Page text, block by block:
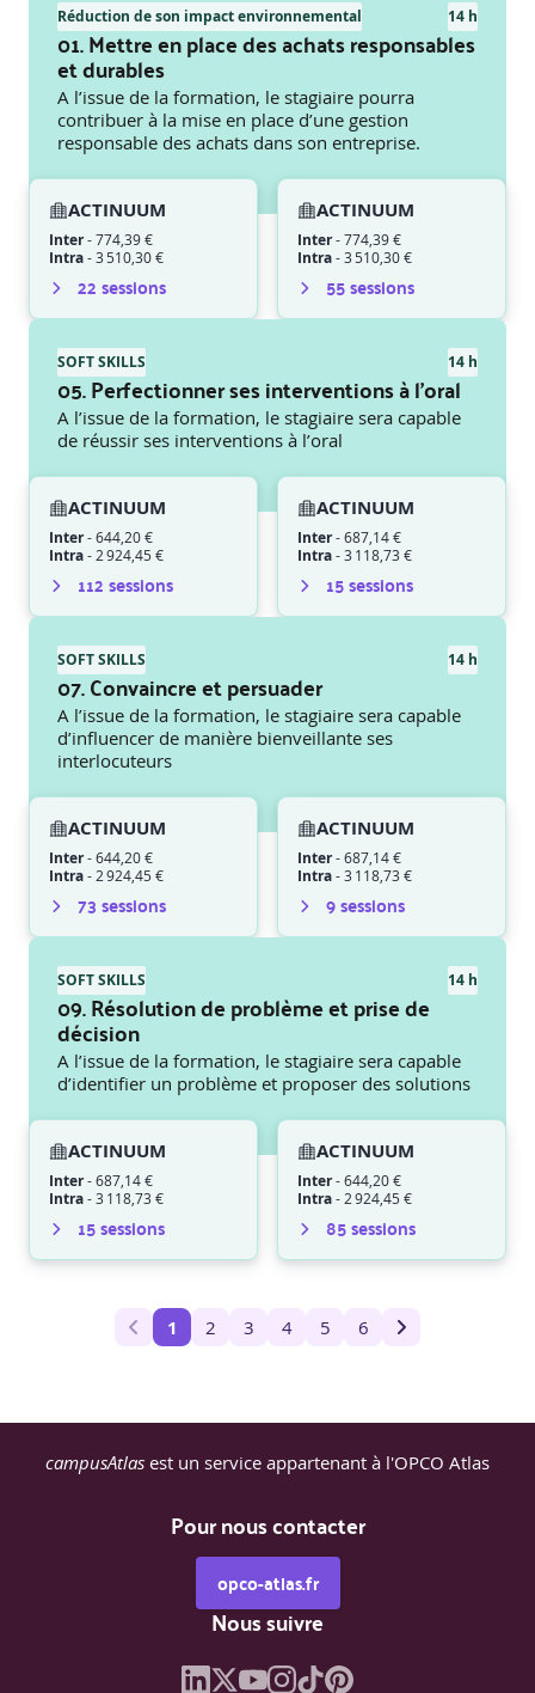
Réduction de son impact environnemental 14 h
01. Mettre en place des achats responsables
et durables
A l’issue de la formation, le stagiaire pourra
contribuer à la mise en place d’une gestion
responsable des achats dans son entreprise.
ACTINUUM
Inter-774,39 €
Intra-3 510,30 €
22sessions
ACTINUUM
Inter-774,39 €
Intra-3 510,30 €
55sessions
SOFT SKILLS 14 h
05. Perfectionner ses interventions à l’oral
A l’issue de la formation, le stagiaire sera capable
de réussir ses interventions à l’oral
ACTINUUM
Inter-644,20 €
Intra- 2 924,45 €
112sessions
ACTINUUM
Inter-687,14 €
Intra-3 118,73 €
15sessions
SOFT SKILLS 14 h
07. Convaincre et persuader
A l’issue de la formation, le stagiaire sera capable
d’influencer de manière bienveillante ses
interlocuteurs
ACTINUUM
Inter-644,20 €
Intra- 2 924,45 €
73sessions
ACTINUUM
Inter-687,14 €
Intra-3 118,73 €
9sessions
SOFT SKILLS 14 h
09. Résolution de problème et prise de
décision
A l’issue de la formation, le stagiaire sera capable
d’identifier un problème et proposer des solutions
ACTINUUM
Inter-687,14 €
Intra-3 118,73 €
15sessions
ACTINUUM
Inter-644,20 €
Intra- 2 924,45 €
85sessions
1 2 3 4 5 6
campusAtlas est un service appartenant à l'OPCO Atlas
Pour nous contacter
opco-atlas.fr
Nous suivre